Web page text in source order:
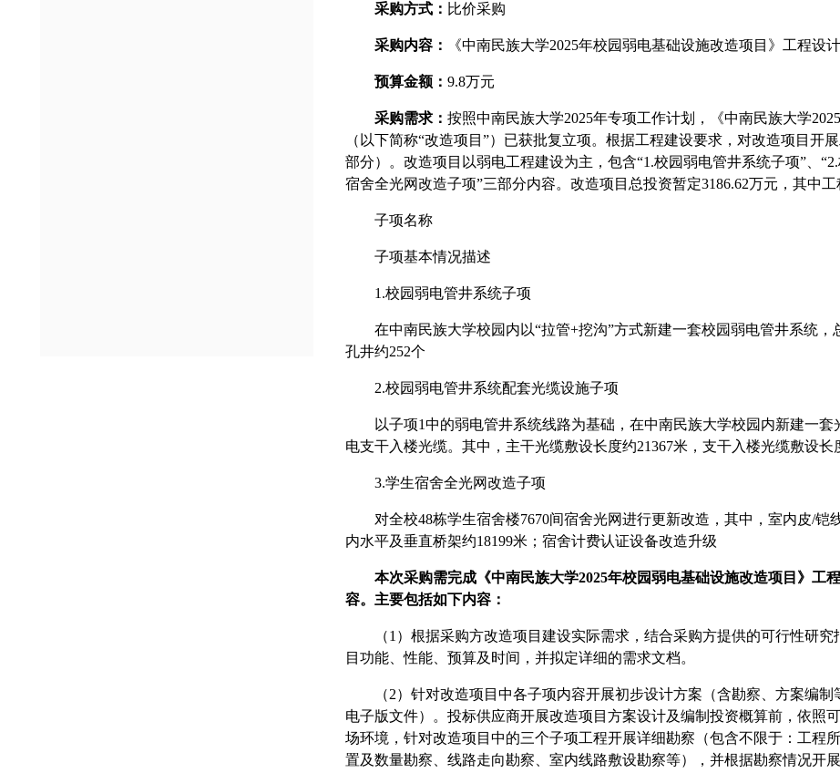
采购方式： 比价采购
采购内容： 《中南民族大学2025年校园弱电基础设施改造项目》工程设
预算金额： 9.8万元
采购需求： 按照中南民族大学2025年专项工作计划，《中南民族大学
（以下简称“改造项目”）已获批复立项。根据工程建设要求，对改造项目开
部分）。改造项目以弱电工程建设为主，包含“1.校园弱电管井系统子项”、
宿舍全光网改造子项”三部分内容。改造项目总投资暂定3186.62万元，其中工
子项名称
子项基本情况描述
1.校园弱电管井系统子项
在中南民族大学校园内以“拉管+挖沟”方式新建一套校园弱电管井系统，
孔井约252个
2.校园弱电管井系统配套光缆设施子项
以子项1中的弱电管井系统线路为基础，在中南民族大学校园内新建一
电支干入楼光缆。其中，主干光缆敷设长度约21367米，支干入楼光缆敷设长
3.学生宿舍全光网改造子项
对全校48栋学生宿舍楼7670间宿舍光网进行更新改造，其中，室内皮/铠
内水平及垂直桥架约18199米；宿舍计费认证设备改造升级
本次采购需完成《中南民族大学2025年校园弱电基础设施改造项目》工
容。主要包括如下内容：
（1）根据采购方改造项目建设实际需求，结合采购方提供的可行性研
目功能、性能、预算及时间，并拟定详细的需求文档。
（2）针对改造项目中各子项内容开展初步设计方案（含勘察、方案编
电子版文件）。投标供应商开展改造项目方案设计及编制投资概算前，依照
场环境，针对改造项目中的三个子项工程开展详细勘察（包含不限于：工程
置及数量勘察、线路走向勘察、室内线路敷设勘察等），并根据勘察情况开